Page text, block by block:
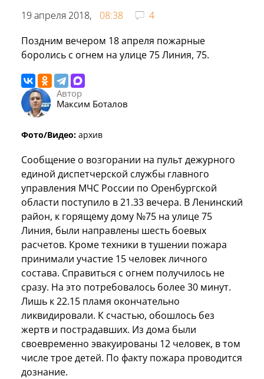
19 апреля 2018, 08:38
4
Поздним вечером 18 апреля пожарные
боролись с огнем на улице 75 Линия, 75.
Автор
Максим Боталов
Фото/Видео: архив
Сообщение о возгорании на пульт дежурного
единой диспетчерской службы главного
управления МЧС России по Оренбургской
области поступило в 21.33 вечера. В Ленинский
район, к горящему дому №75 на улице 75
Линия, были направлены шесть боевых
расчетов. Кроме техники в тушении пожара
принимали участие 15 человек личного
состава. Справиться с огнем получилось не
сразу. На это потребовалось более 30 минут.
Лишь к 22.15 пламя окончательно
ликвидировали. К счастью, обошлось без
жертв и пострадавших. Из дома были
своевременно эвакуированы 12 человек, в том
числе трое детей. По факту пожара проводится
дознание.